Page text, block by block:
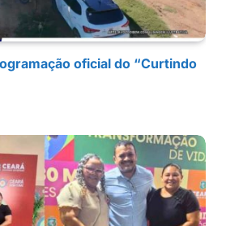
oficial do “Curtindo